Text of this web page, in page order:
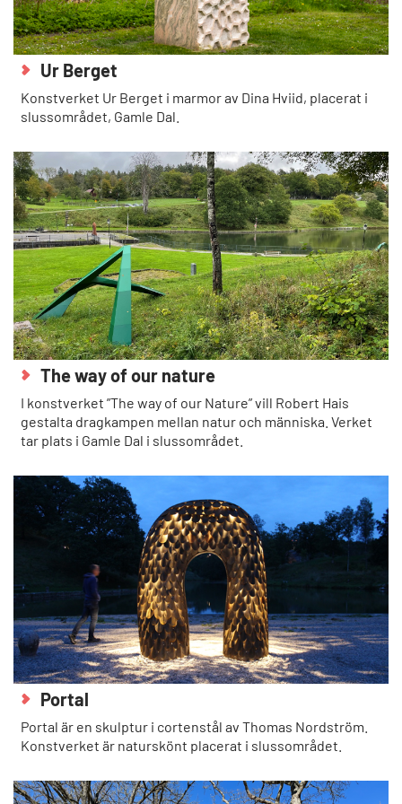
Ur Berget
Konstverket Ur Berget i marmor av Dina Hviid, placerat i
slussområdet, Gamle Dal.
The way of our nature
I konstverket ”The way of our Nature” vill Robert Hais
gestalta dragkampen mellan natur och människa. Verket
tar plats i Gamle Dal i slussområdet.
Portal
Portal är en skulptur i cortenstål av Thomas Nordström.
Konstverket är naturskönt placerat i slussområdet.